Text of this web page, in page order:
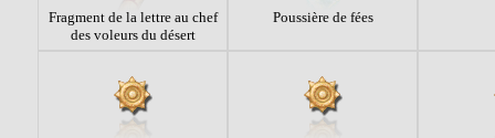
Fragment de la lettre au chef
des voleurs du désert
Poussière de fées